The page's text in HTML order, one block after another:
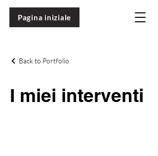
Pagina iniziale
Back to Portfolio
I miei interventi